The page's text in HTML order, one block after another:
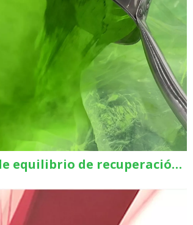
La ley de equilibrio de recuperación: aprovechar al máximo el polvo reciclado sin sacrificar la calidad del acabado